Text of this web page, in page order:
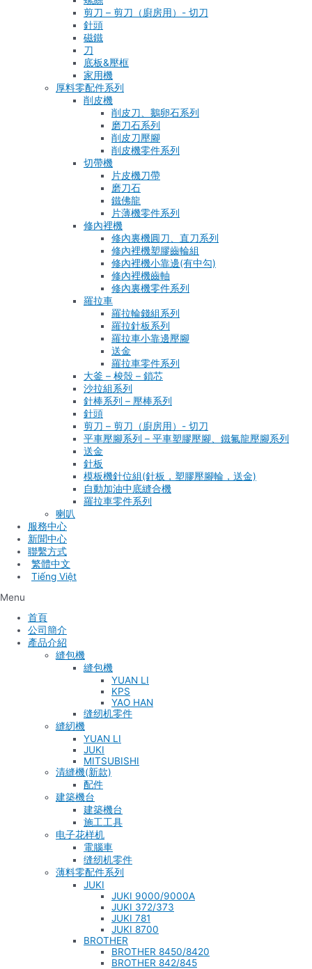
剪刀 – 剪刀（廚房用）- 切刀
針頭
磁鐵
刀
底板&壓框
家用機
厚料零配件系列
削皮機
削皮刀、鵝卵石系列
磨刀石系列
削皮刀壓腳
削皮機零件系列
切帶機
片皮機刀帶
磨刀石
鐵佛龍
片薄機零件系列
修內裡機
修內裏機圓刀、直刀系列
修內裡機塑膠齒輪組
修內裡機小靠邊(有中勾)
修內裡機齒軸
修內裏機零件系列
羅拉車
羅拉輪錢組系列
羅拉針板系列
羅拉車小靠邊壓腳
送金
羅拉車零件系列
大釜 – 梭殼 – 鎖芯
沙拉組系列
針棒系列 – 壓棒系列
針頭
剪刀 – 剪刀（廚房用）- 切刀
平車壓腳系列 – 平車塑膠壓腳、鐵氟龍壓腳系列
送金
針板
模板機針位組(針板，塑膠壓腳輪，送金)
自動加油中底縫合機
羅拉車零件系列
喇叭
服務中心
新聞中心
聯繫方式
Tiếng Việt
Menu
首頁
公司簡介
產品介紹
縫包機
縫包機
YUAN LI
KPS
YAO HAN
缝纫机零件
縫紉機
YUAN LI
JUKI
MITSUBISHI
清縫機(新款)
配件
建築機台
建築機台
施工工具
电子花样机
電腦車
缝纫机零件
薄料零配件系列
JUKI
JUKI 9000/9000A
JUKI 372/373
JUKI 781
JUKI 8700
BROTHER
BROTHER 8450/8420
BROTHER 842/845